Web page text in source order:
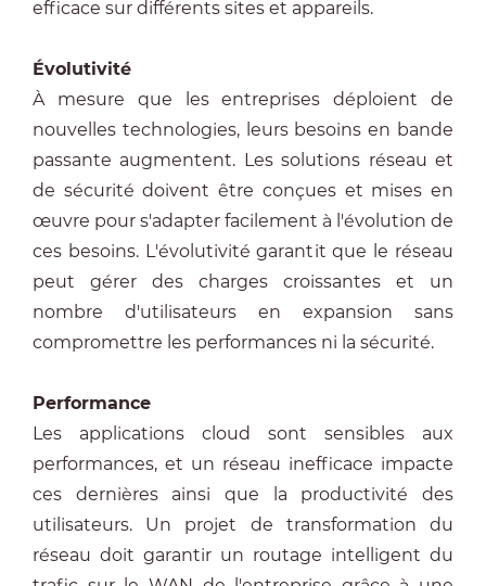
efficace sur différents sites et appareils.
Évolutivité
À mesure que les entreprises déploient de
nouvelles technologies, leurs besoins en bande
passante augmentent. Les solutions réseau et
de sécurité doivent être conçues et mises en
œuvre pour s'adapter facilement à l'évolution de
ces besoins. L'évolutivité garantit que le réseau
peut gérer des charges croissantes et un
nombre d'utilisateurs en expansion sans
compromettre les performances ni la sécurité.
Performance
Les applications cloud sont sensibles aux
performances, et un réseau inefficace impacte
ces dernières ainsi que la productivité des
utilisateurs. Un projet de transformation du
réseau doit garantir un routage intelligent du